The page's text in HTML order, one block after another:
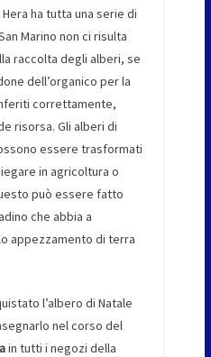
ha tutta una serie di
Marino non ci risulta
raccolta degli alberi, se
dell’organico per la
correttamente,
risorsa. Gli alberi di
essere trasformati
in agricoltura o
può essere fatto
che abbia a
appezzamento di terra
l’albero di Natale
nel corso del
in tutti i negozi della